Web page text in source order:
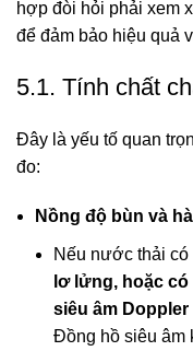
hợp đòi hỏi phải xem
để đảm bảo hiệu quả
5.1. Tính chất
Đây là yếu tố quan
đo:
Nồng độ bùn và
Nếu nước thải có
lơ lửng, hoặc
siêu âm Doppler
Đồng hồ siêu âm